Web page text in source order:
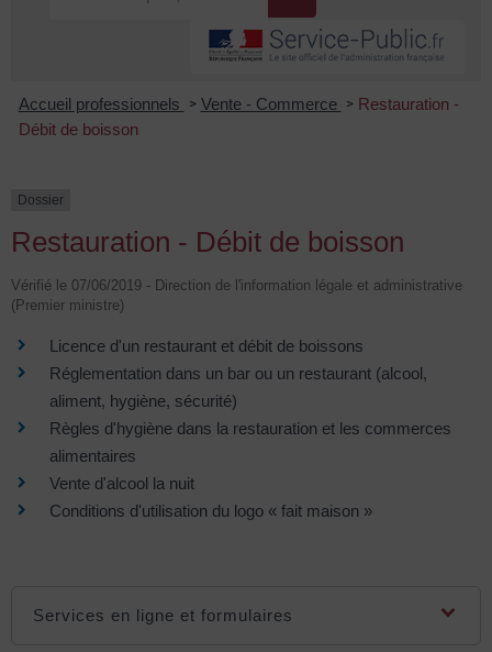
Accueil professionnels > Vente - Commerce > Restauration -
Débit de boisson
Dossier
Restauration - Débit de boisson
Vérifié le 07/06/2019 - Direction de l'information légale et administrative
(Premier ministre)
Licence d'un restaurant et débit de boissons
Réglementation dans un bar ou un restaurant (alcool,
aliment, hygiène, sécurité)
Règles d'hygiène dans la restauration et les commerces
alimentaires
Vente d'alcool la nuit
Conditions d'utilisation du logo « fait maison »
Services en ligne et formulaires